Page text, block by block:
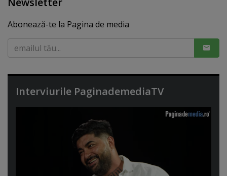
Abonează-te la Pagina de media
Interviurile PaginademediaTV